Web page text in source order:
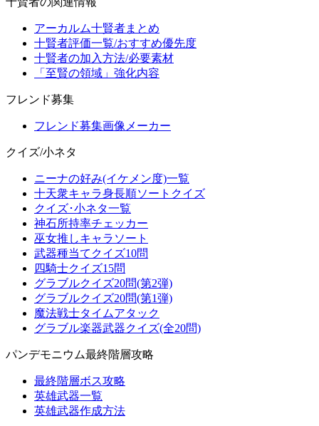
アーカルム十賢者まとめ
十賢者評価一覧/おすすめ優先度
十賢者の加入方法/必要素材
「至賢の領域」強化内容
フレンド募集
フレンド募集画像メーカー
クイズ/小ネタ
ニーナの好み(イケメン度)一覧
十天衆キャラ身長順ソートクイズ
クイズ･小ネタ一覧
神石所持率チェッカー
巫女推しキャラソート
武器種当てクイズ10問
四騎士クイズ15問
グラブルクイズ20問(第2弾)
グラブルクイズ20問(第1弾)
魔法戦士タイムアタック
グラブル楽器武器クイズ(全20問)
パンデモニウム最終階層攻略
最終階層ボス攻略
英雄武器一覧
英雄武器作成方法